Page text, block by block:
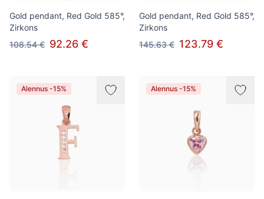
Gold pendant, Red Gold 585°,
Zirkons
108.54 € 92.26 €
Gold pendant, Red Gold 585°,
Zirkons
145.63 € 123.79 €
Alennus -15% Alennus -15%